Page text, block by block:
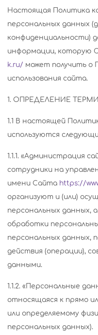
Настоящая Политика
персональных данных
конфиденциальности)
информации, которую
k.ru/ может получить о
использования сайта.
1. ОПРЕДЕЛЕНИЕ
1.1 В настоящей
используются
1.1.1. «Администрация
сотрудники на
имени Сайта https://
организуют и (или)
персональных данных,
обработки
персональных данных,
действия (операции),
данными.
1.1.2. «Персональные
относящаяся к прямо
или определяемому
персональных данных).